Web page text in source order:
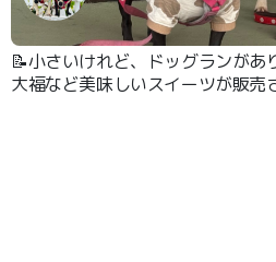
📝小さいけれど、ドッグランがあ
大福など美味しいスイーツが販売